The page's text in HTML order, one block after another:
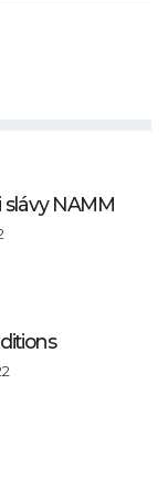
NAMM